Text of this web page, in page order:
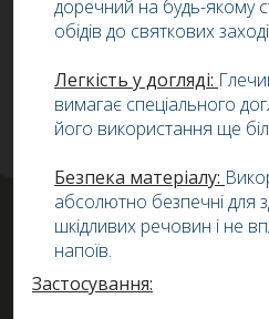
доречний на будь-якому
обідів до святкових
Легкість у догляді:
вимагає спеціального
його використання ще
Безпека матеріалу:
абсолютно безпечні для
шкідливих речовин і не
напоїв.
Застосування: